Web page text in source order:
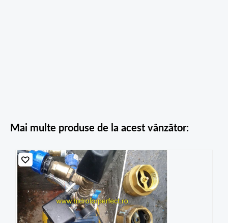
Mai multe produse de la acest vânzător: